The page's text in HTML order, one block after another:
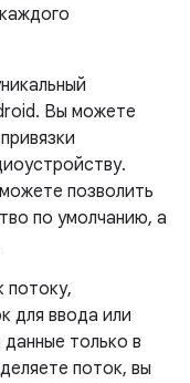
каждого
Вы можете
позволить
по умолчанию, а
потоку,
для ввода или
только в
поток, вы